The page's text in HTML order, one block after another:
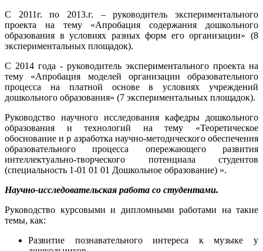
С 2011г. по 2013.г. – руководитель экспериментального
проекта на тему «Апробация содержания дошкольного
образования в условиях разных форм его организации» (8
экспериментальных площадок).
С 2014 года - руководитель экспериментального проекта на
тему «Апробация моделей организации образовательного
процесса на платной основе в условиях учреждений
дошкольного образования» (7 экспериментальных площадок).
Руководство научного исследования кафедры дошкольного
образования и технологий на тему «Теоретическое
обоснование и р азработка научно-методического обеспечения
образовательного процесса опережающего развития
интеллектуально-творческого потенциала студентов
(специальность 1-01 01 01 Дошкольное образование) ».
Научно-исследовательская работа со студентами.
Руководство курсовыми и дипломными работами на такие
темы, как:
Развитие познавательного интереса к музыке у